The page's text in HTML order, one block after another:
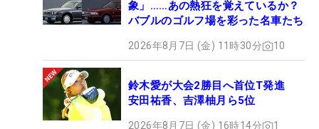
象」……あの熱狂を覚えているか？
バブルのゴルフ場を彩った名車たち
2026年8月7日 (金) 11時30分 10
鈴木愛が大会2勝目へ首位T発進
安田祐香、吉澤柚月ら5位
2026年8月7日 (金) 16時14分 1